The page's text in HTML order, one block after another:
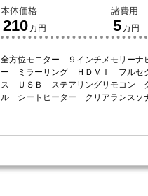
本体価格
210万円
諸費用
5万円
全方位モニター ９インチメモリー
ー ミラーリング ＨＤＭＩ フルセ
ス ＵＳＢ ステアリングリモコン
ル シートヒーター クリアランスソ